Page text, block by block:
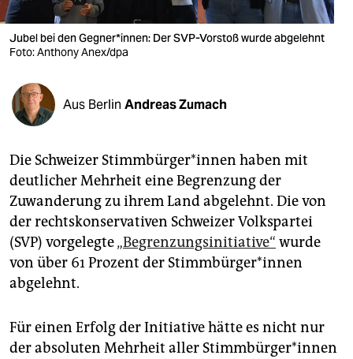
verlag
verlag
veranstaltungen
shop
unterstützen
abo
genossenschaft
epaper login
Jubel bei den Gegner*innen: Der SVP-Vorstoß wurde abgelehnt
Foto: Anthony Anex/dpa
Aus Berlin Andreas Zumach
Die Schweizer Stimmbürger*innen haben mit
deutlicher Mehrheit eine Begrenzung der
Zuwanderung zu ihrem Land abgelehnt. Die von
der rechtskonservativen Schweizer Volkspartei
(SVP) vorgelegte„Begrenzungsinitiative“ wurde
von über 61 Prozent der Stimmbürger*innen
abgelehnt.
Für einen Erfolg der Initiative hätte es nicht nur
der absoluten Mehrheit aller Stimmbürger*innen